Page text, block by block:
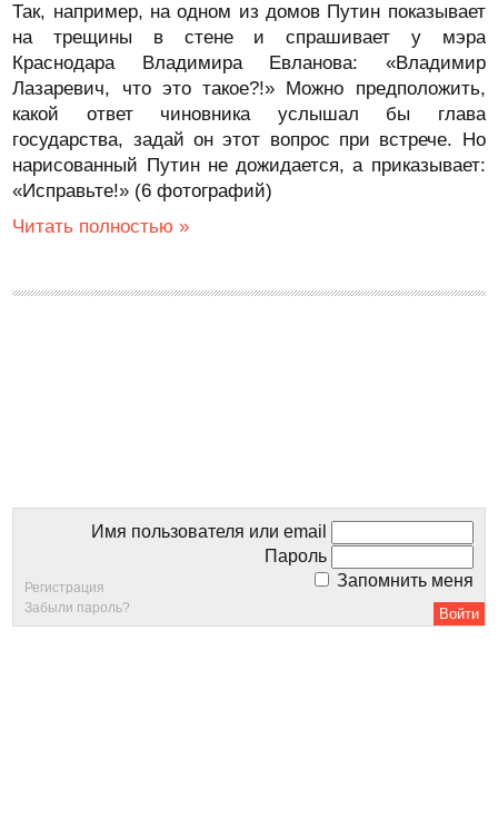
Так, например, на одном из домов Путин показывает
на трещины в стене и спрашивает у мэра
Краснодара Владимира Евланова: «Владимир
Лазаревич, что это такое?!» Можно предположить,
какой ответ чиновника услышал бы глава
государства, задай он этот вопрос при встрече. Но
нарисованный Путин не дожидается, а приказывает:
«Исправьте!» (6 фотографий)
Читать полностью »
Имя пользователя или email
Пароль
Запомнить меня
Регистрация
Забыли пароль?